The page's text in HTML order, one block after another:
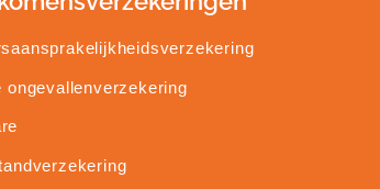
ongevallenverzekering